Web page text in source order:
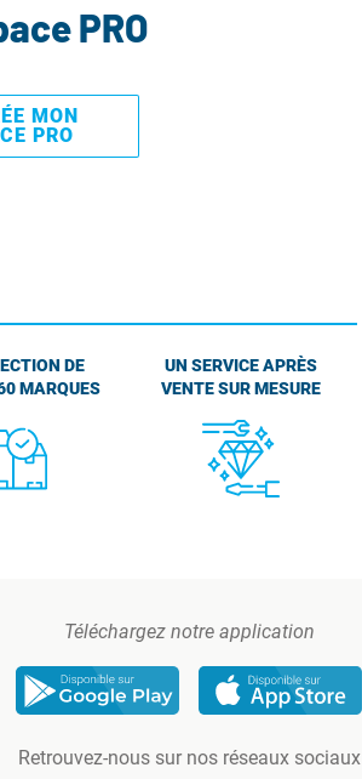
PRO
MON
PRO
DE
MARQUES
UN SERVICE APRÈS
VENTE SUR MESURE
Téléchargez notre application
Retrouvez-nous sur nos réseaux sociaux